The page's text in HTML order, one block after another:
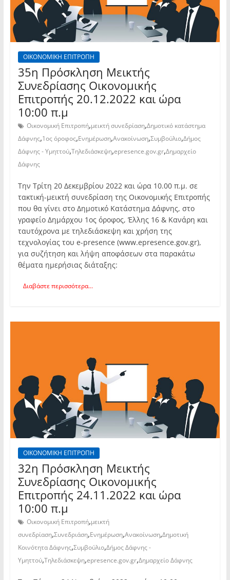
ΟΙΚΟΝΟΜΙΚΗ ΕΠΙΤΡΟΠΗ
35η Πρόσκληση Μεικτής
Συνεδρίασης Οικονομικής
Επιτροπής 20.12.2022 και ώρα
10:00 π.μ
Οικονομική Επιτροπή,μεικτή συνεδρίαση,Δημοτικό κατάστημα
Δάφνης,1ος όροφος,Ενημέρωση,Ανακοίνωση,Συμβούλιο,Δήμος
Δάφνης - Υμηττού,Τηλεδιάσκεψη,epresence.gov.gr,Δημαρχείο
Δάφνης
Την Τρίτη 20 Δεκεμβρίου 2022 και ώρα 10.00 π.μ. σε
τακτική-μεικτή συνεδρίαση της Οικονομικής Επιτροπής
που θα γίνει στο Δημοτικό Κατάστημα Δάφνης, στο
γραφείο Δημάρχου 1ος όροφος, Έλλης 16 & Κανάρη και
ταυτόχρονα με τηλεδιάσκεψη και χρήση της
τεχνολογίας του e-presence (www.epresence.gov.gr),
για συζήτηση και λήψη αποφάσεων στα παρακάτω
θέματα ημερήσιας διάταξης:
Διαβάστε περισσότερα...
ΟΙΚΟΝΟΜΙΚΗ ΕΠΙΤΡΟΠΗ
32η Πρόσκληση Μεικτής
Συνεδρίασης Οικονομικής
Επιτροπής 24.11.2022 και ώρα
10:00 π.μ
Οικονομική Επιτροπή,μεικτή
συνεδρίαση,Συνεδριάση,Ενημέρωση,Ανακοίνωση,Δημοτική
Κοινότητα Δάφνης,Συμβούλιο,Δήμος Δάφνης -
Υμηττού,Τηλεδιάσκεψη,epresence.gov.gr,Δημαρχείο Δάφνης